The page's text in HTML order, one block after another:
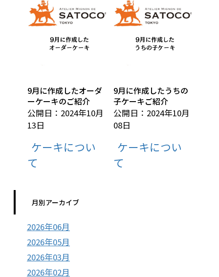
9月に作成したオーダ
ーケーキのご紹介
公開日：2024年10月
13日
ケーキについ
て
9月に作成したうちの
子ケーキご紹介
公開日：2024年10月
08日
ケーキについ
て
月別アーカイブ
2026年06月
2026年05月
2026年03月
2026年02月